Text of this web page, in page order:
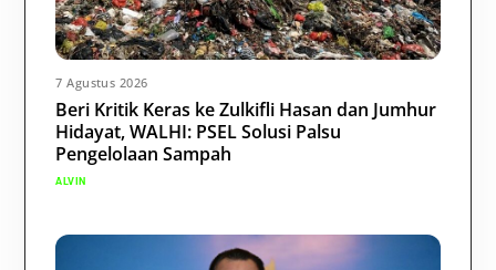
7 Agustus 2026
Beri Kritik Keras ke Zulkifli Hasan dan Jumhur
Hidayat, WALHI: PSEL Solusi Palsu
Pengelolaan Sampah
ALVIN